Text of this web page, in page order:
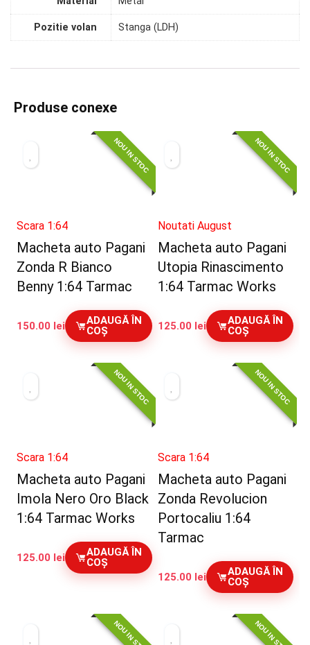
Pozitie volan Stanga (LDH)
Produse conexe
NOU IN STOC
Scara 1:64
Macheta auto Pagani
Zonda R Bianco
Benny 1:64 Tarmac
150.00 lei
ADAUGĂ ÎN
COȘ
NOU IN STOC
Noutati August
Macheta auto Pagani
Utopia Rinascimento
1:64 Tarmac Works
125.00 lei
ADAUGĂ ÎN
COȘ
NOU IN STOC
Scara 1:64
Macheta auto Pagani
Imola Nero Oro Black
1:64 Tarmac Works
125.00 lei
ADAUGĂ ÎN
COȘ
NOU IN STOC
Scara 1:64
Macheta auto Pagani
Zonda Revolucion
Portocaliu 1:64
Tarmac
125.00 lei
ADAUGĂ ÎN
COȘ